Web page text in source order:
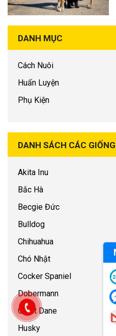
DANH MỤC
Cách Nuôi
Huấn Luyện
Phụ Kiện
DANH SÁCH CÁC
Akita Inu
Bắc Hà
Becgie Đức
Bulldog
Chihuahua
Chó Nhật
Cocker Spaniel
Dobermann
Great Dane
Husky